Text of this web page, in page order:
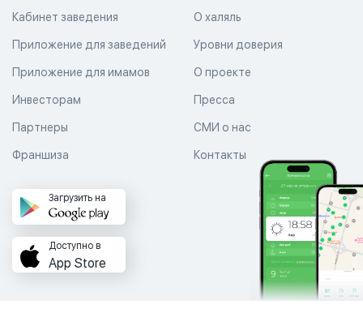
О халяль
Уровни доверия
Кабинет заведения
Приложение для заведений
Приложение для имамов О проекте
Пресса
СМИ о нас
Контакты
Инвесторам
Партнеры
Франшиза
Загрузить на
Доступно в
App Store